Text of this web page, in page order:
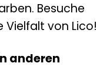
Besuche
von Lico!
anderen